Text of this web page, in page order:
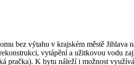
bez výtahu v krajském městě Jihlava
vytápění a užitkovou vodu
pračka). K bytu náleží i možnost